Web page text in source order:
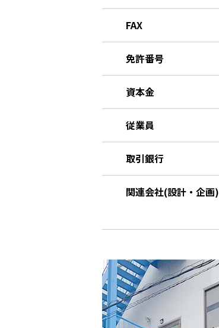
FAX
免許番号
資本金
従業員
取引銀行
関連会社(設計・企画)